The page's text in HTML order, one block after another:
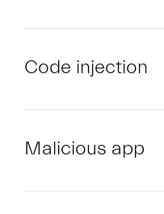
Code injection
Malicious app